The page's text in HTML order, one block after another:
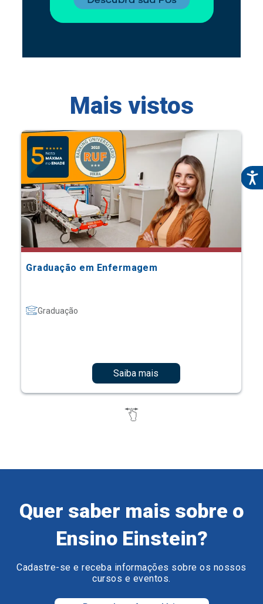
Mais vistos
Graduação em Enfermagem
Graduação
Saiba mais
Quer saber mais sobre o
Ensino Einstein?
Cadastre-se e receba informações sobre os nossos
cursos e eventos.